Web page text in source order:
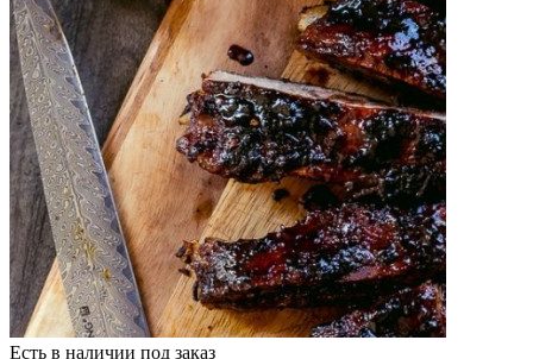
Есть в наличии под заказ